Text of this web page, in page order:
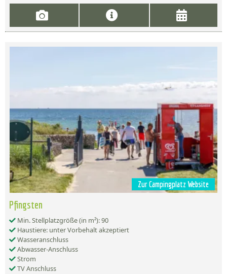
Zur Campingplatz Website
Pfingsten
Min. Stellplatzgröße (in m²): 90
Haustiere: unter Vorbehalt akzeptiert
Wasseranschluss
Abwasser-Anschluss
Strom
TV Anschluss